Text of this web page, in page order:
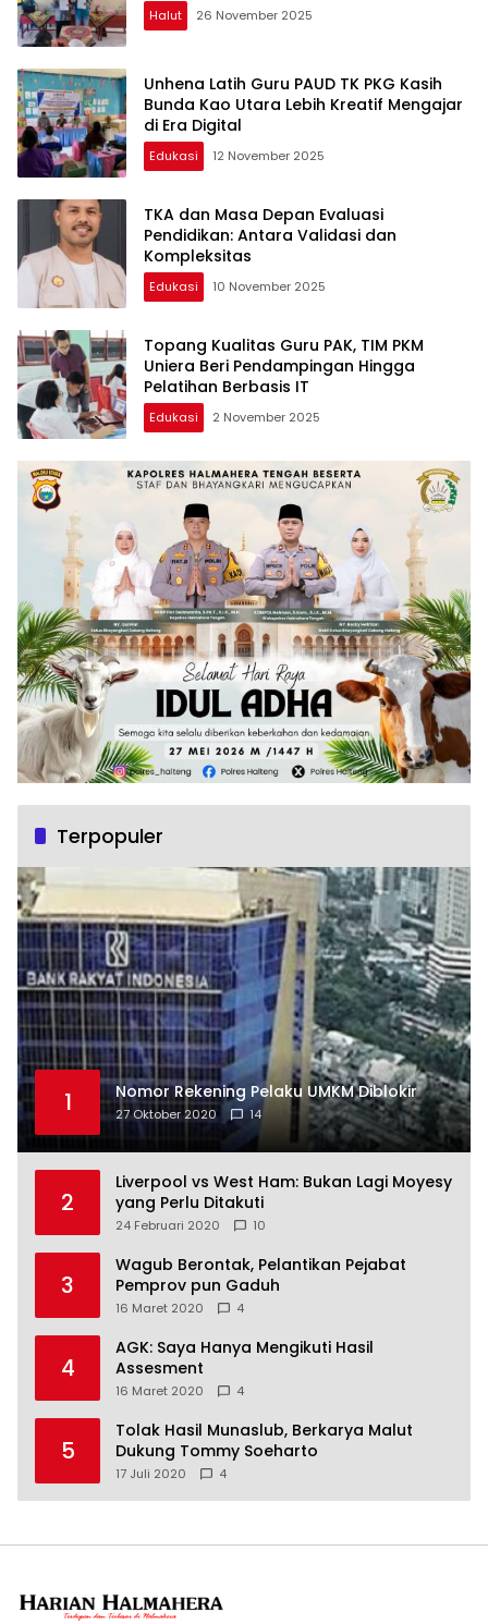
Halut 26 November 2025
Unhena Latih Guru PAUD TK PKG Kasih
Bunda Kao Utara Lebih Kreatif Mengajar
di Era Digital
Edukasi 12 November 2025
TKA dan Masa Depan Evaluasi
Pendidikan: Antara Validasi dan
Kompleksitas
Edukasi 10 November 2025
Topang Kualitas Guru PAK, TIM PKM
Uniera Beri Pendampingan Hingga
Pelatihan Berbasis IT
Edukasi 2 November 2025
Terpopuler
1 Nomor Rekening Pelaku UMKM Diblokir
27 Oktober 2020 14
2
Liverpool vs West Ham: Bukan Lagi Moyesy
yang Perlu Ditakuti
24 Februari 2020 10
3
Wagub Berontak, Pelantikan Pejabat
Pemprov pun Gaduh
16 Maret 2020 4
4
AGK: Saya Hanya Mengikuti Hasil
Assesment
16 Maret 2020 4
5
Tolak Hasil Munaslub, Berkarya Malut
Dukung Tommy Soeharto
17 Juli 2020 4